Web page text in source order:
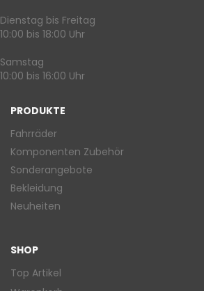
Dienstag bis Freitag
10:00 bis 18:00 Uhr
Samstag
10:00 bis 16:00 Uhr
PRODUKTE
Fahrräder
Komponenten Zubehör
Sonderangebote
Bekleidung
Neuheiten
SHOP
Top Artikel